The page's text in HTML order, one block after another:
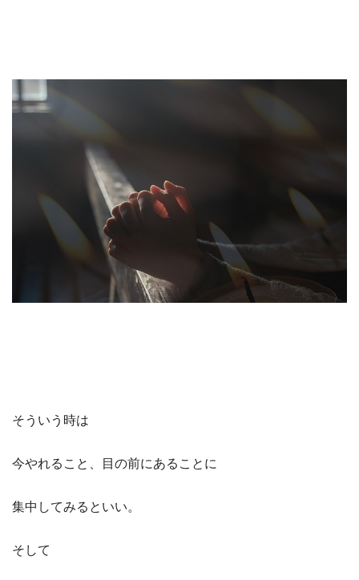
そういう時は
今やれること、目の前にあることに
集中してみるといい。
そして